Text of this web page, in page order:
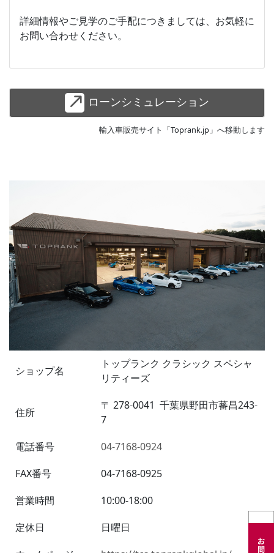
詳細情報やご見学のご手配につきましては、お気軽に
お問い合わせください。
ローンシミュレーション
輸入車販売サイト「Toprank.jp」へ移動します
ショップ名
トップランク クラシック スペシャ
リティーズ
住所 〒 278-0041 千葉県野田市蕃昌243-
7
電話番号
04-7168-0924
FAX番号
04-7168-0925
営業時間
10:00-18:00
定休日
日曜日